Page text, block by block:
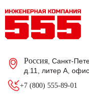
Россия , Санкт-
д.11, литер А,
+7 (800) 555-89-01